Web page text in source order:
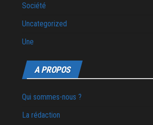
Société
Uncategorized
Une
A PROPOS
Qui sommes-nous ?
La rédaction